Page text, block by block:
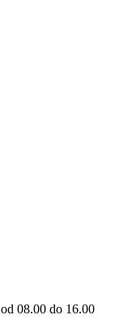
08.00 do 16.00